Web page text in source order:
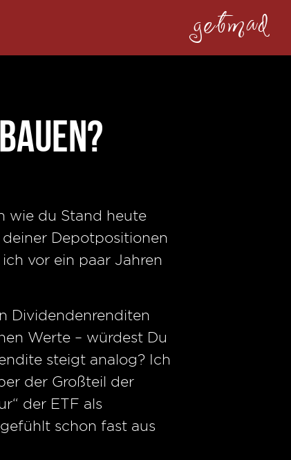
getmad
wie du Stand heute
Depotpositionen
vor ein paar Jahren
Dividendenrenditen
Werte – würdest Du
steigt analog? Ich
der Großteil der
der ETF als
schon fast aus